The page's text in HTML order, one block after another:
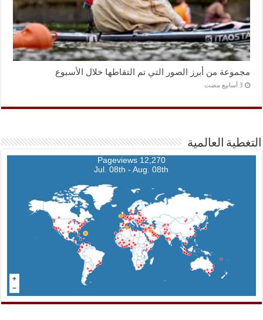
مجموعة من أبرز الصور التي تم التقاطها خلال الأسبوع
التغطية العالمية
12,270 Pageviews
Jul. 08th - Aug. 08th